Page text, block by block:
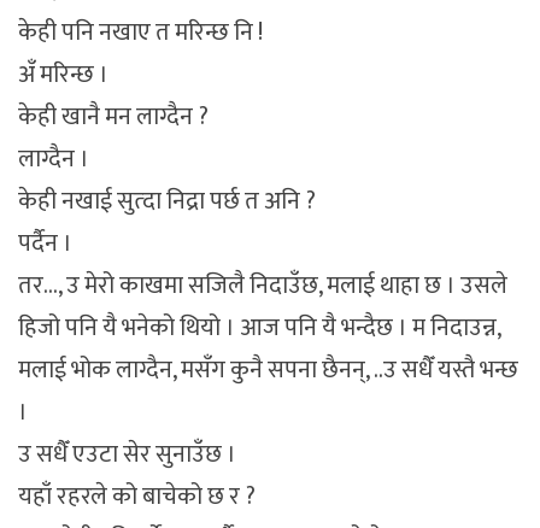
केही पनि नखाए त मरिन्छ नि !
अँ मरिन्छ ।
केही खानै मन लाग्दैन ?
लाग्दैन ।
केही नखाई सुत्दा निद्रा पर्छ त अनि ?
पर्दैन ।
तर…, उ मेरो काखमा सजिलै निदाउँछ, मलाई थाहा छ । उसले
हिजो पनि यै भनेको थियो । आज पनि यै भन्दैछ । म निदाउन्न,
मलाई भोक लाग्दैन, मसँग कुनै सपना छैनन्, ..उ सधैँ यस्तै भन्छ
।
उ सधैँ एउटा सेर सुनाउँछ ।
यहाँ रहरले को बाचेको छ र ?